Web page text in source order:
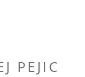
PEJIC